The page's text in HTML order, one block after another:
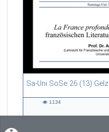
Sa-Uni SoSe 26 (13) Gelz
55:13 duration
1134